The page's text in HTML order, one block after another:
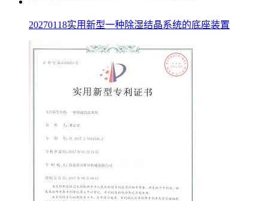
20270118实用新型一种除湿结晶系统的底座装置